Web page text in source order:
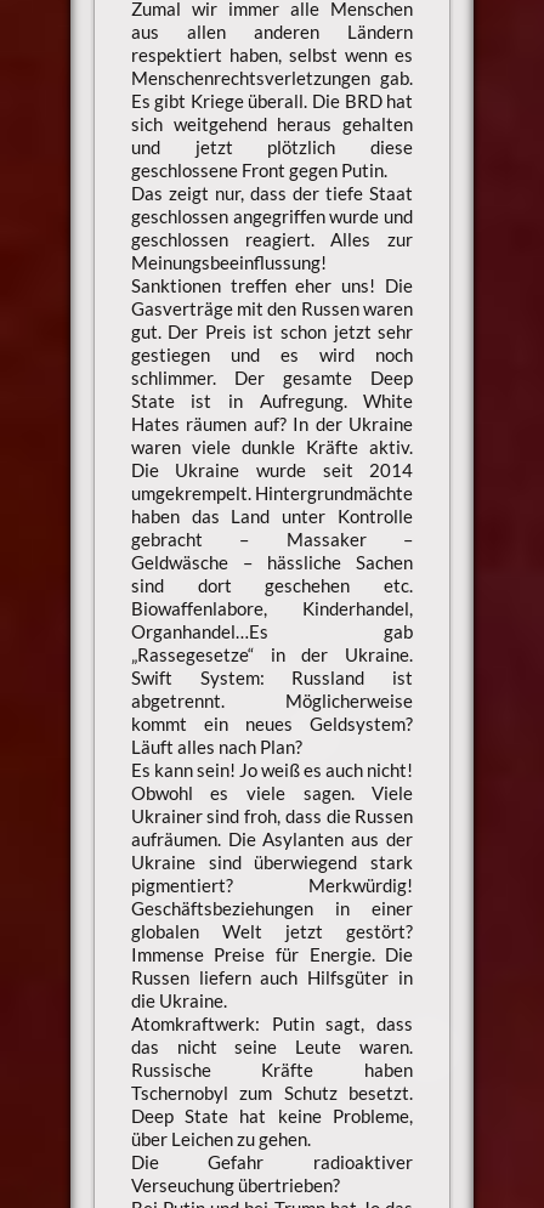
Zumal wir immer alle Menschen
aus allen anderen Ländern
respektiert haben, selbst wenn es
Menschenrechtsverletzungen gab.
Es gibt Kriege überall. Die BRD hat
sich weitgehend heraus gehalten
und jetzt plötzlich diese
geschlossene Front gegen Putin.
Das zeigt nur, dass der tiefe Staat
geschlossen angegriffen wurde und
geschlossen reagiert. Alles zur
Meinungsbeeinflussung!
Sanktionen treffen eher uns! Die
Gasverträge mit den Russen waren
gut. Der Preis ist schon jetzt sehr
gestiegen und es wird noch
schlimmer. Der gesamte Deep
State ist in Aufregung. White
Hates räumen auf? In der Ukraine
waren viele dunkle Kräfte aktiv.
Die Ukraine wurde seit 2014
umgekrempelt. Hintergrundmächte
haben das Land unter Kontrolle
gebracht – Massaker –
Geldwäsche – hässliche Sachen
sind dort geschehen etc.
Biowaffenlabore, Kinderhandel,
Organhandel…Es gab
„Rassegesetze“ in der Ukraine.
Swift System: Russland ist
abgetrennt. Möglicherweise
kommt ein neues Geldsystem?
Läuft alles nach Plan?
Es kann sein! Jo weiß es auch nicht!
Obwohl es viele sagen. Viele
Ukrainer sind froh, dass die Russen
aufräumen. Die Asylanten aus der
Ukraine sind überwiegend stark
pigmentiert? Merkwürdig!
Geschäftsbeziehungen in einer
globalen Welt jetzt gestört?
Immense Preise für Energie. Die
Russen liefern auch Hilfsgüter in
die Ukraine.
Atomkraftwerk: Putin sagt, dass
das nicht seine Leute waren.
Russische Kräfte haben
Tschernobyl zum Schutz besetzt.
Deep State hat keine Probleme,
über Leichen zu gehen.
Die Gefahr radioaktiver
Verseuchung übertrieben?